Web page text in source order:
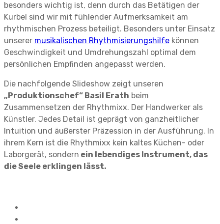
besonders wichtig ist, denn durch das Betätigen der
Kurbel sind wir mit fühlender Aufmerksamkeit am
rhythmischen Prozess beteiligt. Besonders unter Einsatz
unserer musikalischen Rhythmisierungshilfe können
Geschwindigkeit und Umdrehungszahl optimal dem
persönlichen Empfinden angepasst werden.
Die nachfolgende Slideshow zeigt unseren
„Produktionschef“ Basil Erath beim
Zusammensetzen der Rhythmixx. Der Handwerker als
Künstler. Jedes Detail ist geprägt von ganzheitlicher
Intuition und äußerster Präzession in der Ausführung. In
ihrem Kern ist die Rhythmixx kein kaltes Küchen- oder
Laborgerät, sondern ein lebendiges Instrument, das
die Seele erklingen lässt.